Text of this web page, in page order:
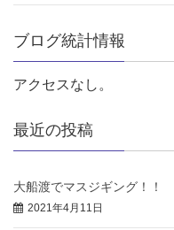
ブログ統計情報
アクセスなし。
最近の投稿
大船渡でマスジギング！！
2021年4月11日